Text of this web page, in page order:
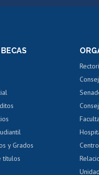
y dental
y crédito alumnos
y crédito exalumnos
títulos y grados
Ayuda tecnológica
y Grados
títulos